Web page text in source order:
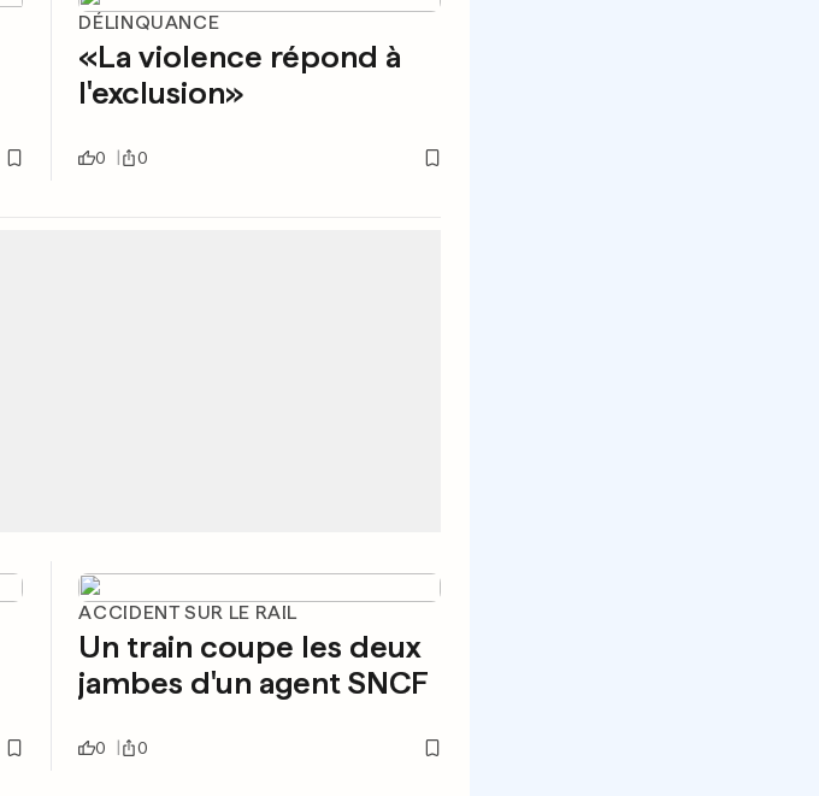
DÉLINQUANCE
«La violence répond à
l'exclusion»
0 0
ACCIDENT SUR LE RAIL
Un train coupe les deux
jambes d'un agent SNCF
0 0